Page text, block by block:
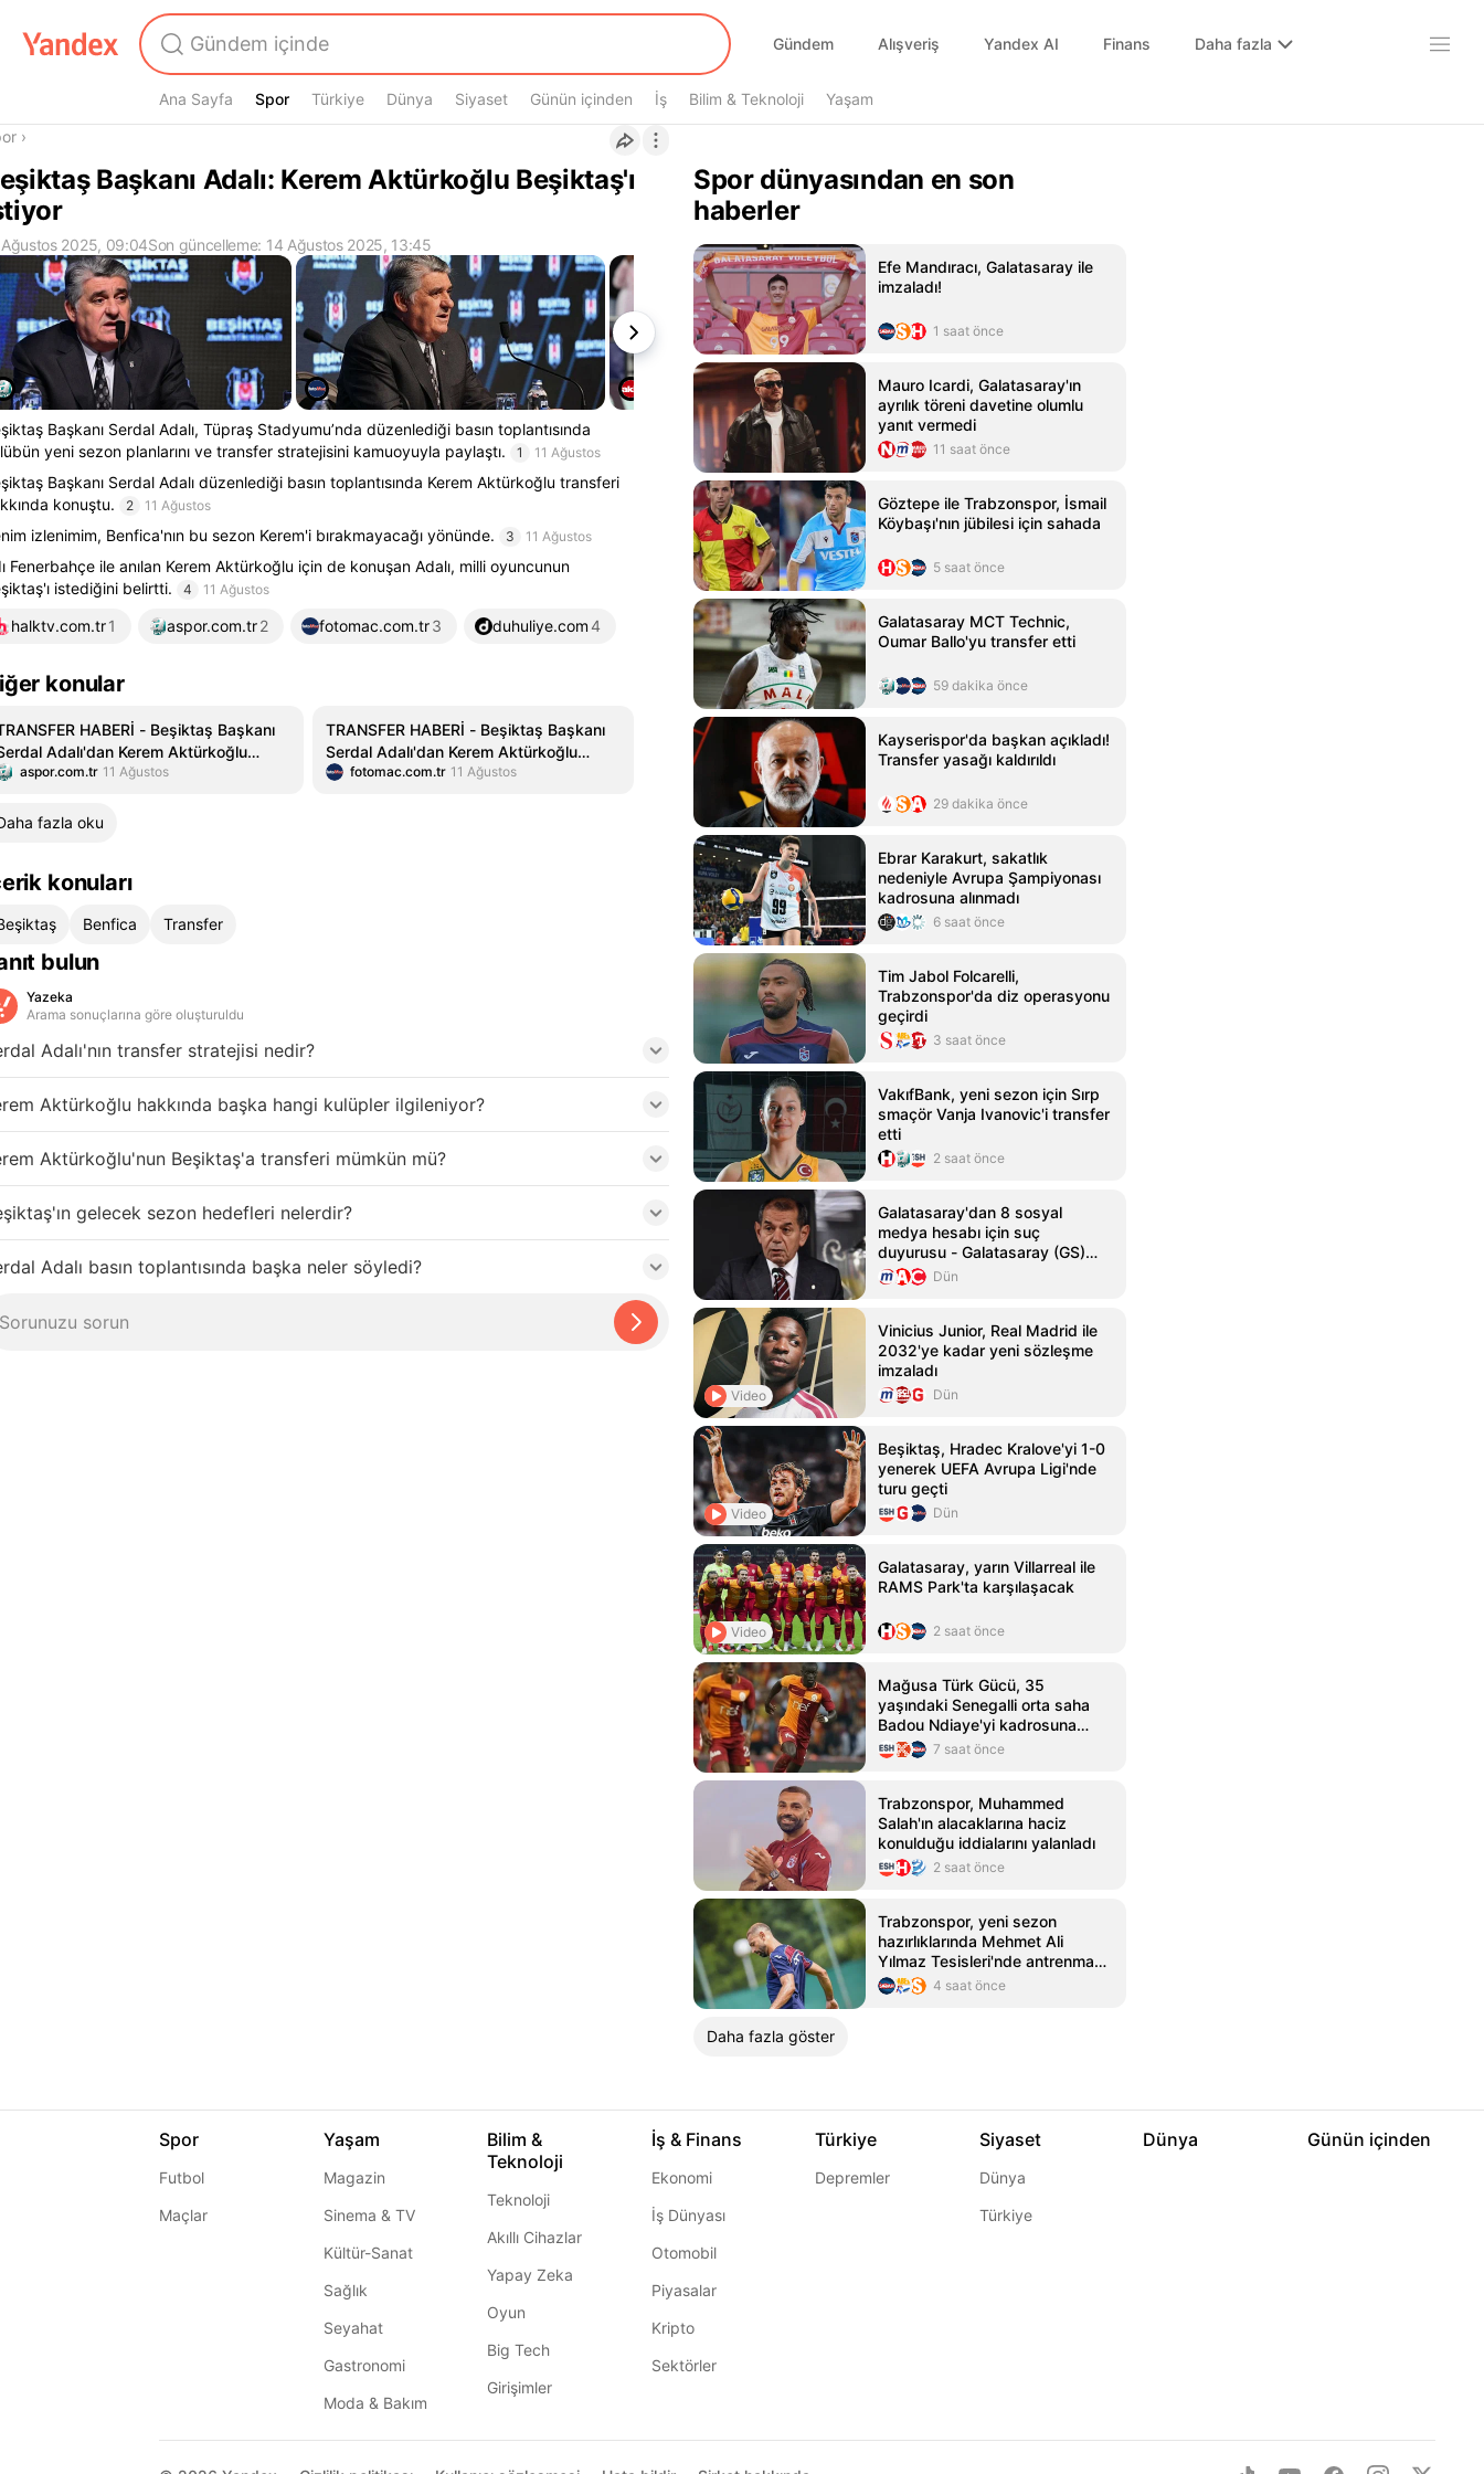
Gündem Alışveriş Yandex AI Finans Daha fazla
Ana Sayfa Spor
Spor Türkiye Dünya Siyaset Günün içinden İş Bilim & Teknoloji Yaşam
›
Başkanı Adalı: Kerem Aktürkoğlu Beşiktaş'ı
Ağustos 2025, 09:04Son güncelleme: 14 Ağustos 2025, 13:45
Başkanı Serdal Adalı, Tüpraş Stadyumu’nda düzenlediği basın toplantısında
yeni sezon planlarını ve transfer stratejisini kamuoyuyla paylaştı.
1 11 Ağustos
Başkanı Serdal Adalı düzenlediği basın toplantısında Kerem Aktürkoğlu transferi
konuştu.
2 11 Ağustos
izlenimim, Benfica'nın bu sezon Kerem'i bırakmayacağı yönünde. 3 11 Ağustos
Fenerbahçe ile anılan Kerem Aktürkoğlu için de konuşan Adalı, milli oyuncunun
istediğini belirtti.
4 11 Ağustos
halktv.com.tr1 aspor.com.tr2 fotomac.com.tr3 duhuliye.com4
konular
HABERİ - Beşiktaş Başkanı
Adalı'dan Kerem Aktürkoğlu
aspor.com.tr 11 Ağustos
TRANSFER HABERİ - Beşiktaş Başkanı
Serdal Adalı'dan Kerem Aktürkoğlu
itirafı!fotomac.com.tr 11 Ağustos
fazla oku
konuları
Benfica Transfer
bulun
Yazeka
Arama sonuçlarına göre oluşturuldu
Adalı'nın transfer stratejisi nedir?
Aktürkoğlu hakkında başka hangi kulüpler ilgileniyor?
Aktürkoğlu'nun Beşiktaş'a transferi mümkün mü?
gelecek sezon hedefleri nelerdir?
Adalı basın toplantısında başka neler söyledi?
Spor dünyasından en son
haberler
Efe Mandıracı, Galatasaray ile
imzaladı!
1 saat önce
Mauro Icardi, Galatasaray'ın
ayrılık töreni davetine olumlu
yanıt vermedi
11 saat önce
Göztepe ile Trabzonspor, İsmail
Köybaşı'nın jübilesi için sahada
5 saat önce
Galatasaray MCT Technic,
Oumar Ballo'yu transfer etti
59 dakika önce
Kayserispor'da başkan açıkladı!
Transfer yasağı kaldırıldı
29 dakika önce
Ebrar Karakurt, sakatlık
nedeniyle Avrupa Şampiyonası
kadrosuna alınmadı
6 saat önce
Tim Jabol Folcarelli,
Trabzonspor'da diz operasyonu
geçirdi
3 saat önce
VakıfBank, yeni sezon için Sırp
smaçör Vanja Ivanovic'i transfer
etti
2 saat önce
Galatasaray'dan 8 sosyal
medya hesabı için suç
duyurusu - Galatasaray (GS)
HaberleriDün
Video
Vinicius Junior, Real Madrid ile
2032'ye kadar yeni sözleşme
imzaladı
Dün
Video
Beşiktaş, Hradec Kralove'yi 1-0
yenerek UEFA Avrupa Ligi'nde
turu geçti
Dün
Video
Galatasaray, yarın Villarreal ile
RAMS Park'ta karşılaşacak
2 saat önce
Mağusa Türk Gücü, 35
yaşındaki Senegalli orta saha
Badou Ndiaye'yi kadrosuna
kattı
7 saat önce
Trabzonspor, Muhammed
Salah'ın alacaklarına haciz
konulduğu iddialarını yalanladı
2 saat önce
Trabzonspor, yeni sezon
hazırlıklarında Mehmet Ali
Yılmaz Tesisleri'nde antrenman
yaptı
4 saat önce
Daha fazla göster
Spor
Futbol
Maçlar
Yaşam
Magazin
Sinema & TV
Kültür-Sanat
Sağlık
Seyahat
Gastronomi
Moda & Bakım
Bilim &
Teknoloji
Teknoloji
Akıllı Cihazlar
Yapay Zeka
Oyun
Big Tech
Girişimler
İş & Finans
Ekonomi
İş Dünyası
Otomobil
Piyasalar
Kripto
Sektörler
Türkiye
Depremler
Siyaset
Dünya
Türkiye
Dünya Günün içinden